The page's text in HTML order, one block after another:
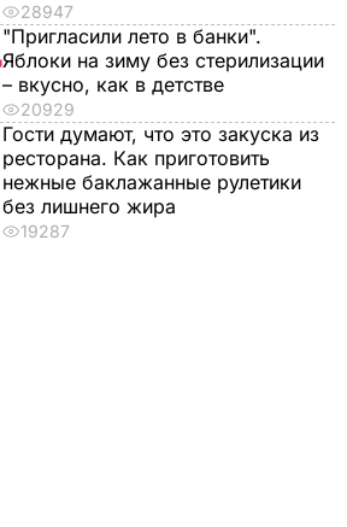
В УКРАИНЕ
В Николаеве
попрощались с
морским
пехотинцем,
погибшим под
Мариуполем
28947
"Пригласили лето в банки".
Яблоки на зиму без стерилизации
– вкусно, как в детстве
20929
Гости думают, что это закуска из
ресторана. Как приготовить
нежные баклажанные рулетики
без лишнего жира
19287